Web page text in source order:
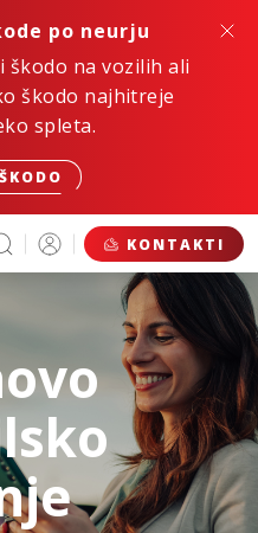
po neurju
škodo na vozilih ali
škodo najhitreje
spleta.
KONTAKTI